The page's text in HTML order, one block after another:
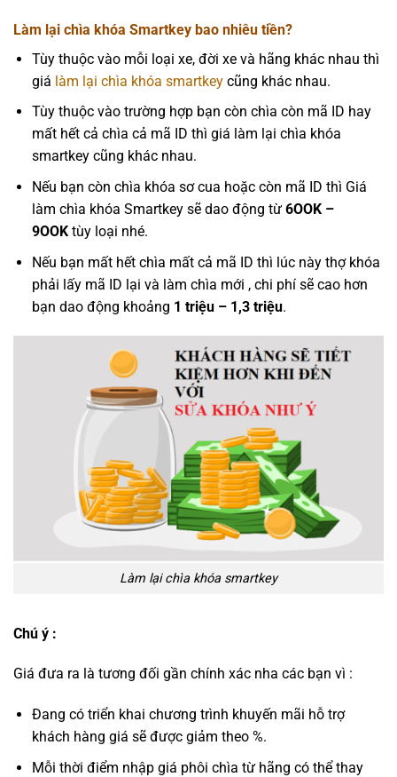
Làm lại chìa khóa Smartkey bao nhiêu tiền?
Tùy thuộc vào mỗi loại xe, đời xe và hãng khác nhau thì
giá làm lại chìa khóa smartkeycũng khác nhau.
Tùy thuộc vào trường hợp bạn còn chìa còn mã ID hay
mất hết cả chìa cả mã ID thì giá làm lại chìa khóa
smartkey cũng khác nhau.
Nếu bạn còn chìa khóa sơ cua hoặc còn mã ID thì Giá
làm chìa khóa Smartkey sẽ dao động từ 6OOK –
9OOKtùy loại nhé.
Nếu bạn mất hết chìa mất cả mã ID thì lúc này thợ khóa
phải lấy mã ID lại và làm chìa mới , chi phí sẽ cao hơn
bạn dao động khoảng 1 triệu – 1,3 triệu.
Làm lại chìa khóa smartkey
Chú ý :
Giá đưa ra là tương đối gần chính xác nha các bạn vì :
Đang có triển khai chương trình khuyến mãi hỗ trợ
khách hàng giá sẽ được giảm theo %.
Mỗi thời điểm nhập giá phôi chìa từ hãng có thể thay